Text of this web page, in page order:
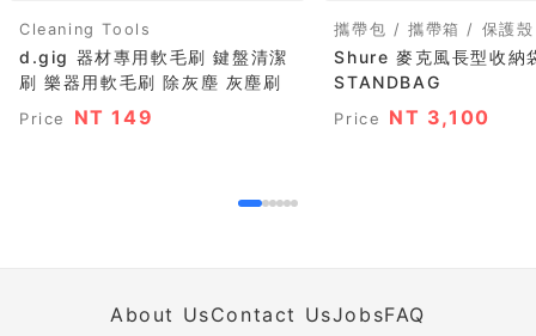
Cleaning Tools
d.gig 器材專用軟毛刷 鍵盤清潔
刷 樂器用軟毛刷 除灰塵 灰塵刷
Price NT 149
攜帶包 / 攜帶箱 / 保護殼
Shure 麥克風長型收納
STANDBAG
Price NT 3,100
About UsContact UsJobsFAQ